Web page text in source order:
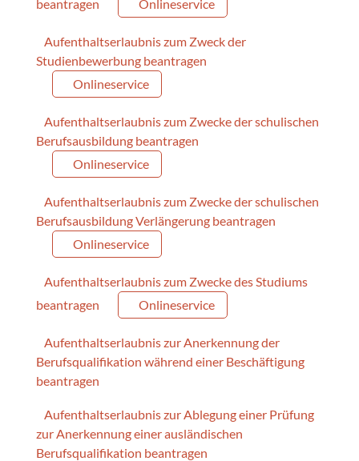
beantragen Onlineservice
Aufenthaltserlaubnis zum Zweck der
Studienbewerbung beantragen
Onlineservice
Aufenthaltserlaubnis zum Zwecke der schulischen
Berufsausbildung beantragen
Onlineservice
Aufenthaltserlaubnis zum Zwecke der schulischen
Berufsausbildung Verlängerung beantragen
Onlineservice
Aufenthaltserlaubnis zum Zwecke des Studiums
beantragen
Onlineservice
Aufenthaltserlaubnis zur Anerkennung der
Berufsqualifikation während einer Beschäftigung
beantragen
Aufenthaltserlaubnis zur Ablegung einer Prüfung
zur Anerkennung einer ausländischen
Berufsqualifikation beantragen